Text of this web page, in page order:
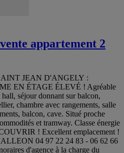
appartement 2
JEAN D'ANGELY :
EN ÉTAGE ÉLEVÉ ! Agréable
séjour donnant sur balcon,
chambre avec rangements, salle
balcon, cave. Situé proche
et tramway. Classe énergie
! Excellent emplacement !
04 97 22 24 83 - 06 62 66
d'agence à la charge du